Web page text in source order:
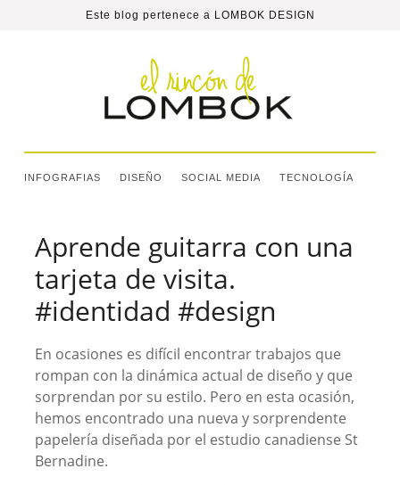
Este blog pertenece a LOMBOK DESIGN
INFOGRAFIAS DISEÑO SOCIAL MEDIA TECNOLOGÍA
Aprende guitarra con una
tarjeta de visita.
#identidad #design
En ocasiones es difícil encontrar trabajos que
rompan con la dinámica actual de diseño y que
sorprendan por su estilo. Pero en esta ocasión,
hemos encontrado una nueva y sorprendente
papelería diseñada por el estudio canadiense St
Bernadine.